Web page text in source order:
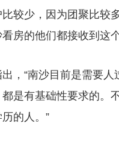
较少，因为团聚比较
看房的他们都接收到这
，“南沙目前是需要
是有基础性要求的。
的人。”